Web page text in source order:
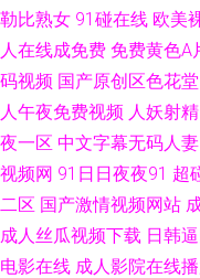
合集视频 黄色仓库网站 人人
站免费看片91 91熟女丝袜
在线观看 91熊猫视频 人妖
视频 黄色网址求推荐 免费
勒比熟女 91碰在线 欧美
人在线成免费 免费黄色A
码视频 国产原创区色花堂
人午夜免费视频 人妖射精
夜一区 中文字幕无码人妻
视频网 91日日夜夜91 超
二区 国产激情视频网站
成人丝瓜视频下载 日韩
电影在线 成人影院在线